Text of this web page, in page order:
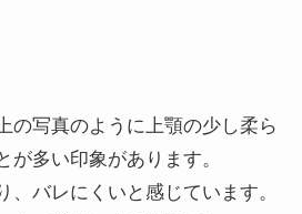
の写真のように上顎の少し柔ら
が多い印象があります。
、バレにくいと感じています。